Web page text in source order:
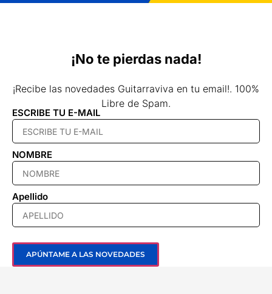
¡No te pierdas nada!
¡Recibe las novedades Guitarraviva en tu email!. 100%
Libre de Spam.
ESCRIBE TU E-MAIL
NOMBRE
Apellido
APÚNTAME A LAS NOVEDADES